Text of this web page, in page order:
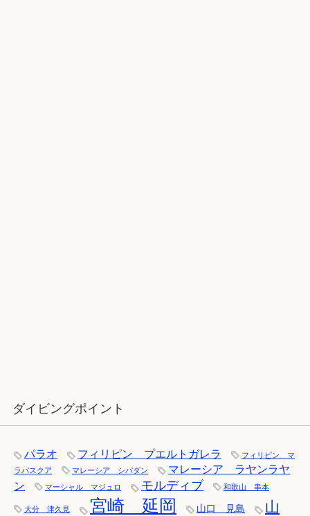
ダイビングポイント
パラオ フィリピン プエルトガレラ
フィリピン マ
ラパスクア
マレーシア シパダン
マレーシア ラヤンラヤ
ン
マーシャル マジュロ モルディブ 和歌山 串本
大分 津久見 宮崎 延岡 山口 見島
山